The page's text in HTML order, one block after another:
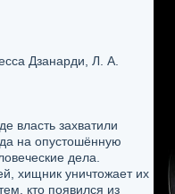
Дзанарди, Л. А.
власть захватили
на опустошённую
дела.
хищник уничтожает их
кто появился из